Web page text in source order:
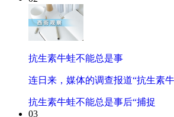
抗生素牛蛙不能总是事
连日来，媒体的调查报道“抗生素
抗生素牛蛙不能总是事后“捕捉
03